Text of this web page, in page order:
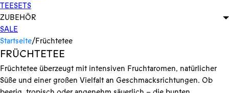
TEESETS
ZUBEHÖR
SALE
Startseite/Früchtetee
FRÜCHTETEE
Früchtetee überzeugt mit intensiven Fruchtaromen, natürlicher
Süße und einer großen Vielfalt an Geschmacksrichtungen. Ob